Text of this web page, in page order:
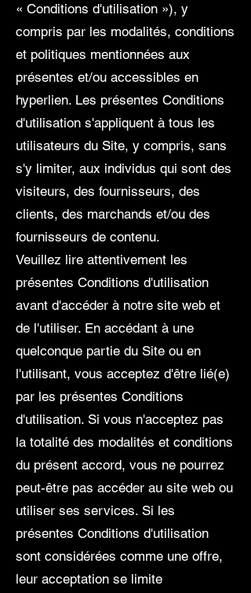
« Conditions d'utilisation »), y
compris par les modalités, conditions
et politiques mentionnées aux
présentes et/ou accessibles en
hyperlien. Les présentes Conditions
d'utilisation s'appliquent à tous les
utilisateurs du Site, y compris, sans
s'y limiter, aux individus qui sont des
visiteurs, des fournisseurs, des
clients, des marchands et/ou des
fournisseurs de contenu.
Veuillez lire attentivement les
présentes Conditions d'utilisation
avant d'accéder à notre site web et
de l'utiliser. En accédant à une
quelconque partie du Site ou en
l'utilisant, vous acceptez d'être lié(e)
par les présentes Conditions
d'utilisation. Si vous n'acceptez pas
la totalité des modalités et conditions
du présent accord, vous ne pourrez
peut-être pas accéder au site web ou
utiliser ses services. Si les
présentes Conditions d'utilisation
sont considérées comme une offre,
leur acceptation se limite